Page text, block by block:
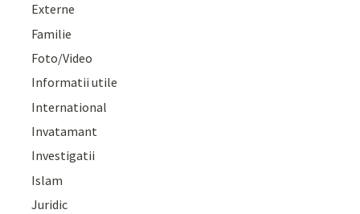
Externe
Familie
Foto/Video
Informatii utile
International
Invatamant
Investigatii
Islam
Juridic